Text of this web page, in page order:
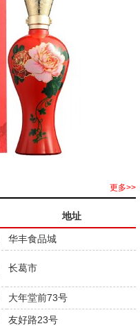
更多>>
地址
华丰食品城
长葛市
大年堂前73号
友好路23号